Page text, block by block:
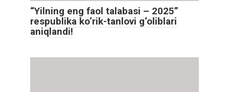
“Yilning eng faol talabasi – 2025”
respublika ko‘rik-tanlovi g‘oliblari
aniqlandi!